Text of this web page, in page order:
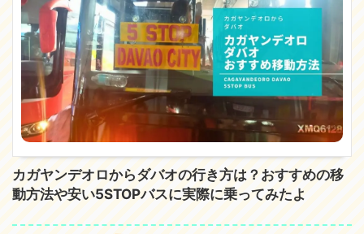
カガヤンデオロからダバオの行き方は？おすすめの移
動方法や安い5STOPバスに実際に乗ってみたよ